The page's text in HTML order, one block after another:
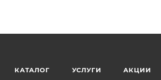
КАТАЛОГ УСЛУГИ АКЦИИ